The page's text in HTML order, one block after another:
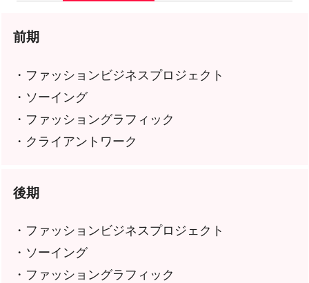
前期
・ファッションビジネスプロジェクト
・ソーイング
・ファッショングラフィック
・クライアントワーク
後期
・ファッションビジネスプロジェクト
・ソーイング
・ファッショングラフィック